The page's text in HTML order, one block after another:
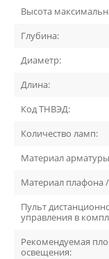
Высота
Глубина:
Диаметр:
Длина:
Код ТНВЭД:
Количество ламп:
Материал
Материал плафона
Пульт
управления в
Рекомендуемая
освещения: